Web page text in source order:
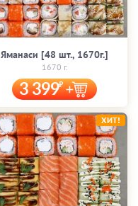
Яманаси [48 шт., 1670г.]
1670 г.
3 399
ХИТ!